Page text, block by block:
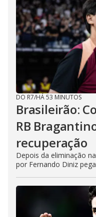
DO R7/HÁ 53 MINUTOS
Brasileirão:
RB
recuperação
Depois da eliminação
por Fernando Diniz